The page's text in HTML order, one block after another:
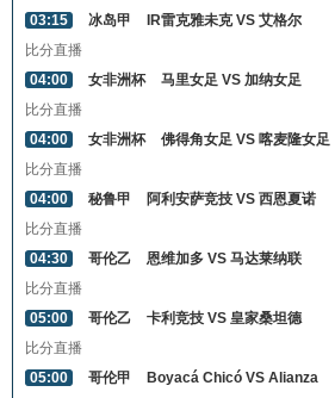
03:15
冰岛甲
IR雷克雅未克 VS 艾格尔
比分直播
04:00
女非洲杯
马里女足 VS 加纳女足
比分直播
04:00
女非洲杯
佛得角女足 VS 喀麦隆女足
比分直播
04:00
秘鲁甲
阿利安萨竞技 VS 西恩夏诺
比分直播
04:30
哥伦乙
恩维加多 VS 马达莱纳联
比分直播
05:00
哥伦乙
卡利竞技 VS 皇家桑坦德
比分直播
05:00
哥伦甲
Boyacá Chicó VS Alianza